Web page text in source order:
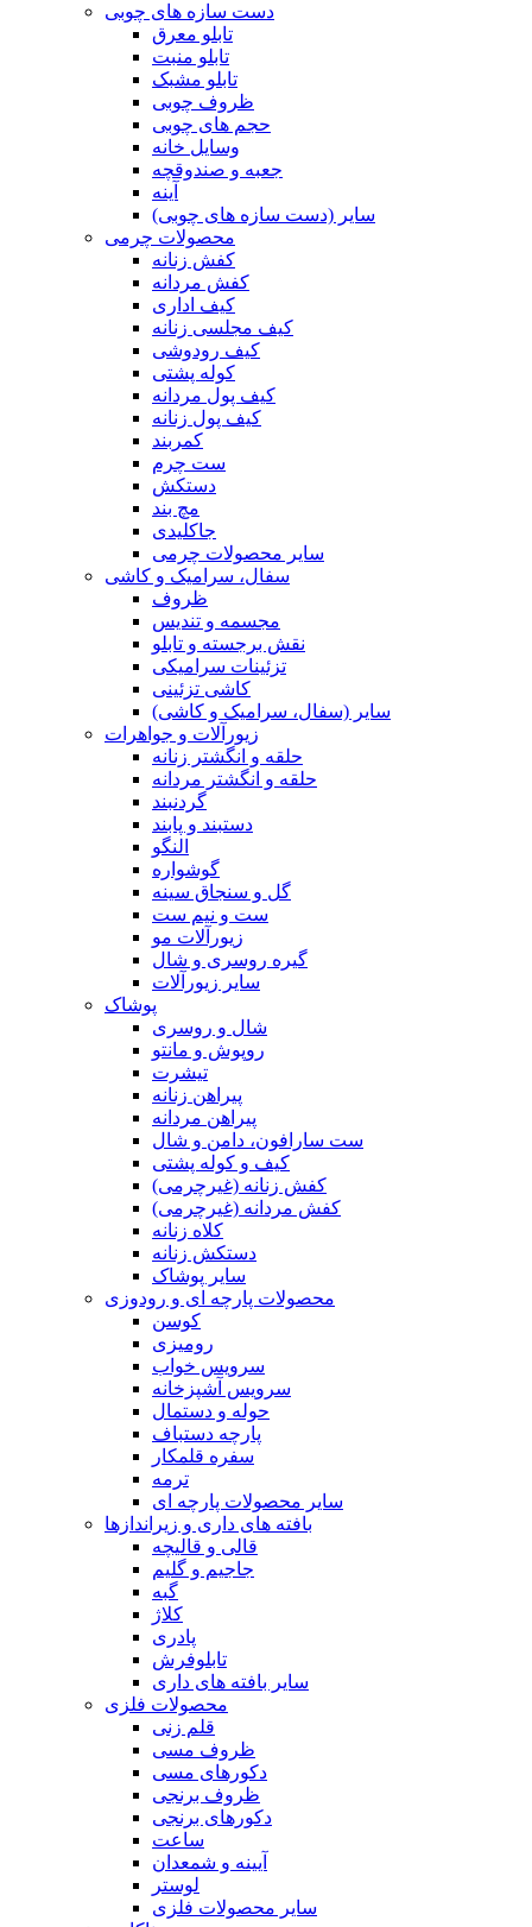
دست سازه های چوبی
تابلو معرق
تابلو منبت
تابلو مشبک
ظروف چوبی
حجم های چوبی
وسایل خانه
جعبه و صندوقچه
آینه
سایر (دست سازه های چوبی)
محصولات چرمی
کفش زنانه
کفش مردانه
کیف اداری
کیف مجلسی زنانه
کیف رودوشی
کوله پشتی
کیف پول مردانه
کیف پول زنانه
کمربند
ست چرم
دستکش
مچ بند
جاکلیدی
سایر محصولات چرمی
سفال، سرامیک و کاشی
ظروف
مجسمه و تندیس
نقش برجسته و تابلو
تزئینات سرامیکی
کاشی تزئینی
سایر (سفال، سرامیک و کاشی)
زیورآلات و جواهرات
حلقه و انگشتر زنانه
حلقه و انگشتر مردانه
گردنبند
دستبند و پابند
النگو
گوشواره
گل و سنجاق سینه
ست و نیم ست
زیورآلات مو
گیره روسری و شال
سایر زیورآلات
پوشاک
شال و روسری
روپوش و مانتو
تیشرت
پیراهن زنانه
پیراهن مردانه
ست سارافون، دامن و شال
کیف و کوله پشتی
کفش زنانه (غیرچرمی)
کفش مردانه (غیرچرمی)
کلاه زنانه
دستکش زنانه
سایر پوشاک
محصولات پارچه ای و رودوزی
کوسن
رومیزی
سرویس خواب
سرویس آشپزخانه
حوله و دستمال
پارچه دستباف
سفره قلمکار
ترمه
سایر محصولات پارچه ای
بافته های داری و زیراندازها
قالی و قالیچه
جاجیم و گلیم
گبه
کلاژ
پادری
تابلوفرش
سایر بافته های داری
محصولات فلزی
قلم زنی
ظروف مسی
دکورهای مسی
ظروف برنجی
دکورهای برنجی
ساعت
آیینه و شمعدان
لوستر
سایر محصولات فلزی